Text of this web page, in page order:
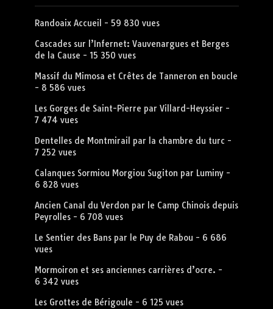
Randoaix Accueil - 59 830 vues
Cascades sur l’Infernet: Vauvenargues et Berges
de la Cause - 15 350 vues
Massif du Mimosa et Crêtes de Tanneron en boucle
- 8 586 vues
Les Gorges de Saint-Pierre par Villard-Heyssier -
7 474 vues
Dentelles de Montmirail par la chambre du turc -
7 252 vues
Calanques Sormiou Morgiou Sugiton par Luminy-
6 828 vues
Ancien Canal du Verdon par le Camp Chinois depuis
Peyrolles- 6 708 vues
Le Sentier des Bans par le Puy de Rabou - 6 686
vues
Mormoiron et ses anciennes carrières d’ocre. -
6 342 vues
Les Grottes de Bérigoule - 6 125 vues